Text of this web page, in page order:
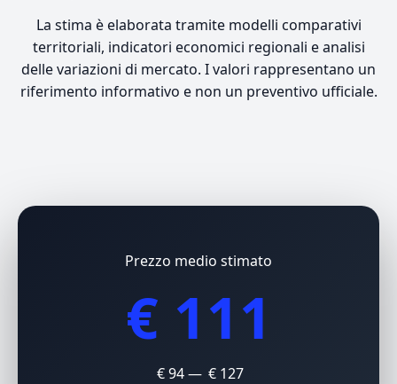
La stima è elaborata tramite modelli comparativi
territoriali, indicatori economici regionali e analisi
delle variazioni di mercato. I valori rappresentano un
riferimento informativo e non un preventivo ufficiale.
Prezzo medio stimato
€ 111
€ 94 — € 127